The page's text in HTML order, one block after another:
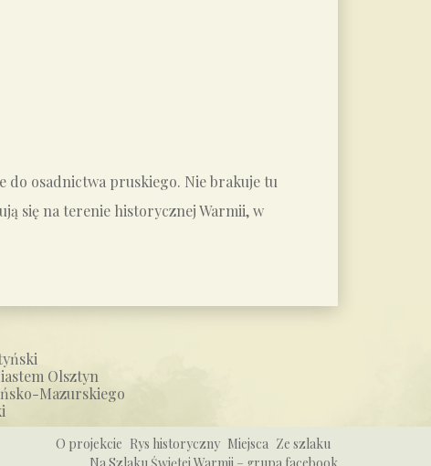
do osadnictwa pruskiego. Nie brakuje tu
się na terenie historycznej Warmii, w
Olsztyn
Mazurskiego
O projekcie Rys historyczny Miejsca Ze szlaku